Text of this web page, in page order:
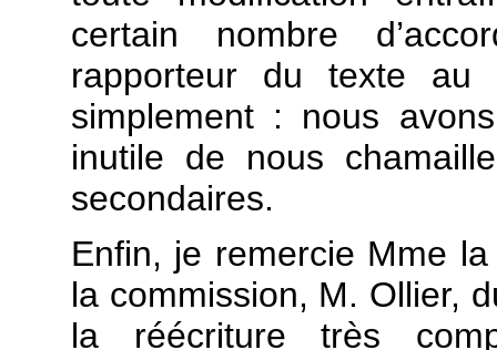
certain nombre
rapporteur du texte
simplement : nous
inutile de nous
secondaires.
Enfin, je remercie Mme
la commission, M. Ollier,
la réécriture très